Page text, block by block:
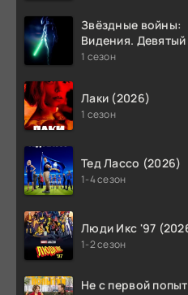
Звёздные войны:
Видения. Девятый
(2026)
1 сезон
Лаки (2026)
1 сезон
Тед Лассо (2026)
1-4 сезон
Люди Икс '97
1-2 сезон
Не с первой